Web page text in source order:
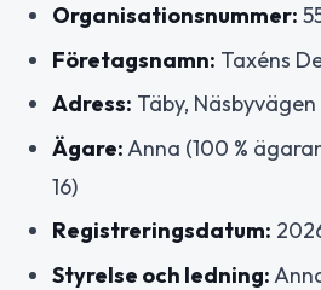
Organisationsnummer:
Företagsnamn: Taxéns
Adress: Täby, Näsbyvägen
Ägare: Anna (100 %
16)
Registreringsdatum:
Styrelse och ledning: